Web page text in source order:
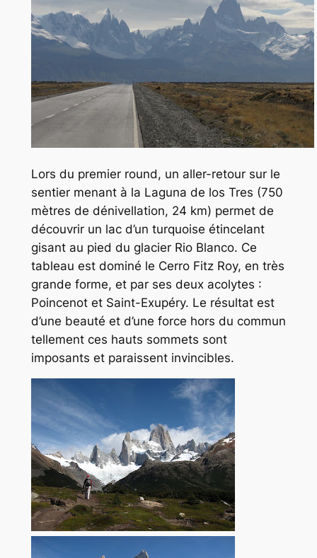
Lors du premier round, un aller-retour sur le
sentier menant à la Laguna de los Tres (750
mètres de dénivellation, 24 km) permet de
découvrir un lac d’un turquoise étincelant
gisant au pied du glacier Rio Blanco. Ce
tableau est dominé le Cerro Fitz Roy, en très
grande forme, et par ses deux acolytes :
Poincenot et Saint-Exupéry. Le résultat est
d’une beauté et d’une force hors du commun
tellement ces hauts sommets sont
imposants et paraissent invincibles.